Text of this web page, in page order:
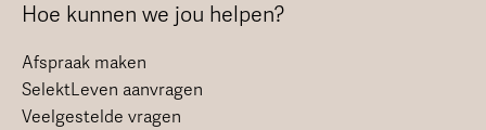
Hoe kunnen we jou helpen?
Afspraak maken
SelektLeven aanvragen
Veelgestelde vragen